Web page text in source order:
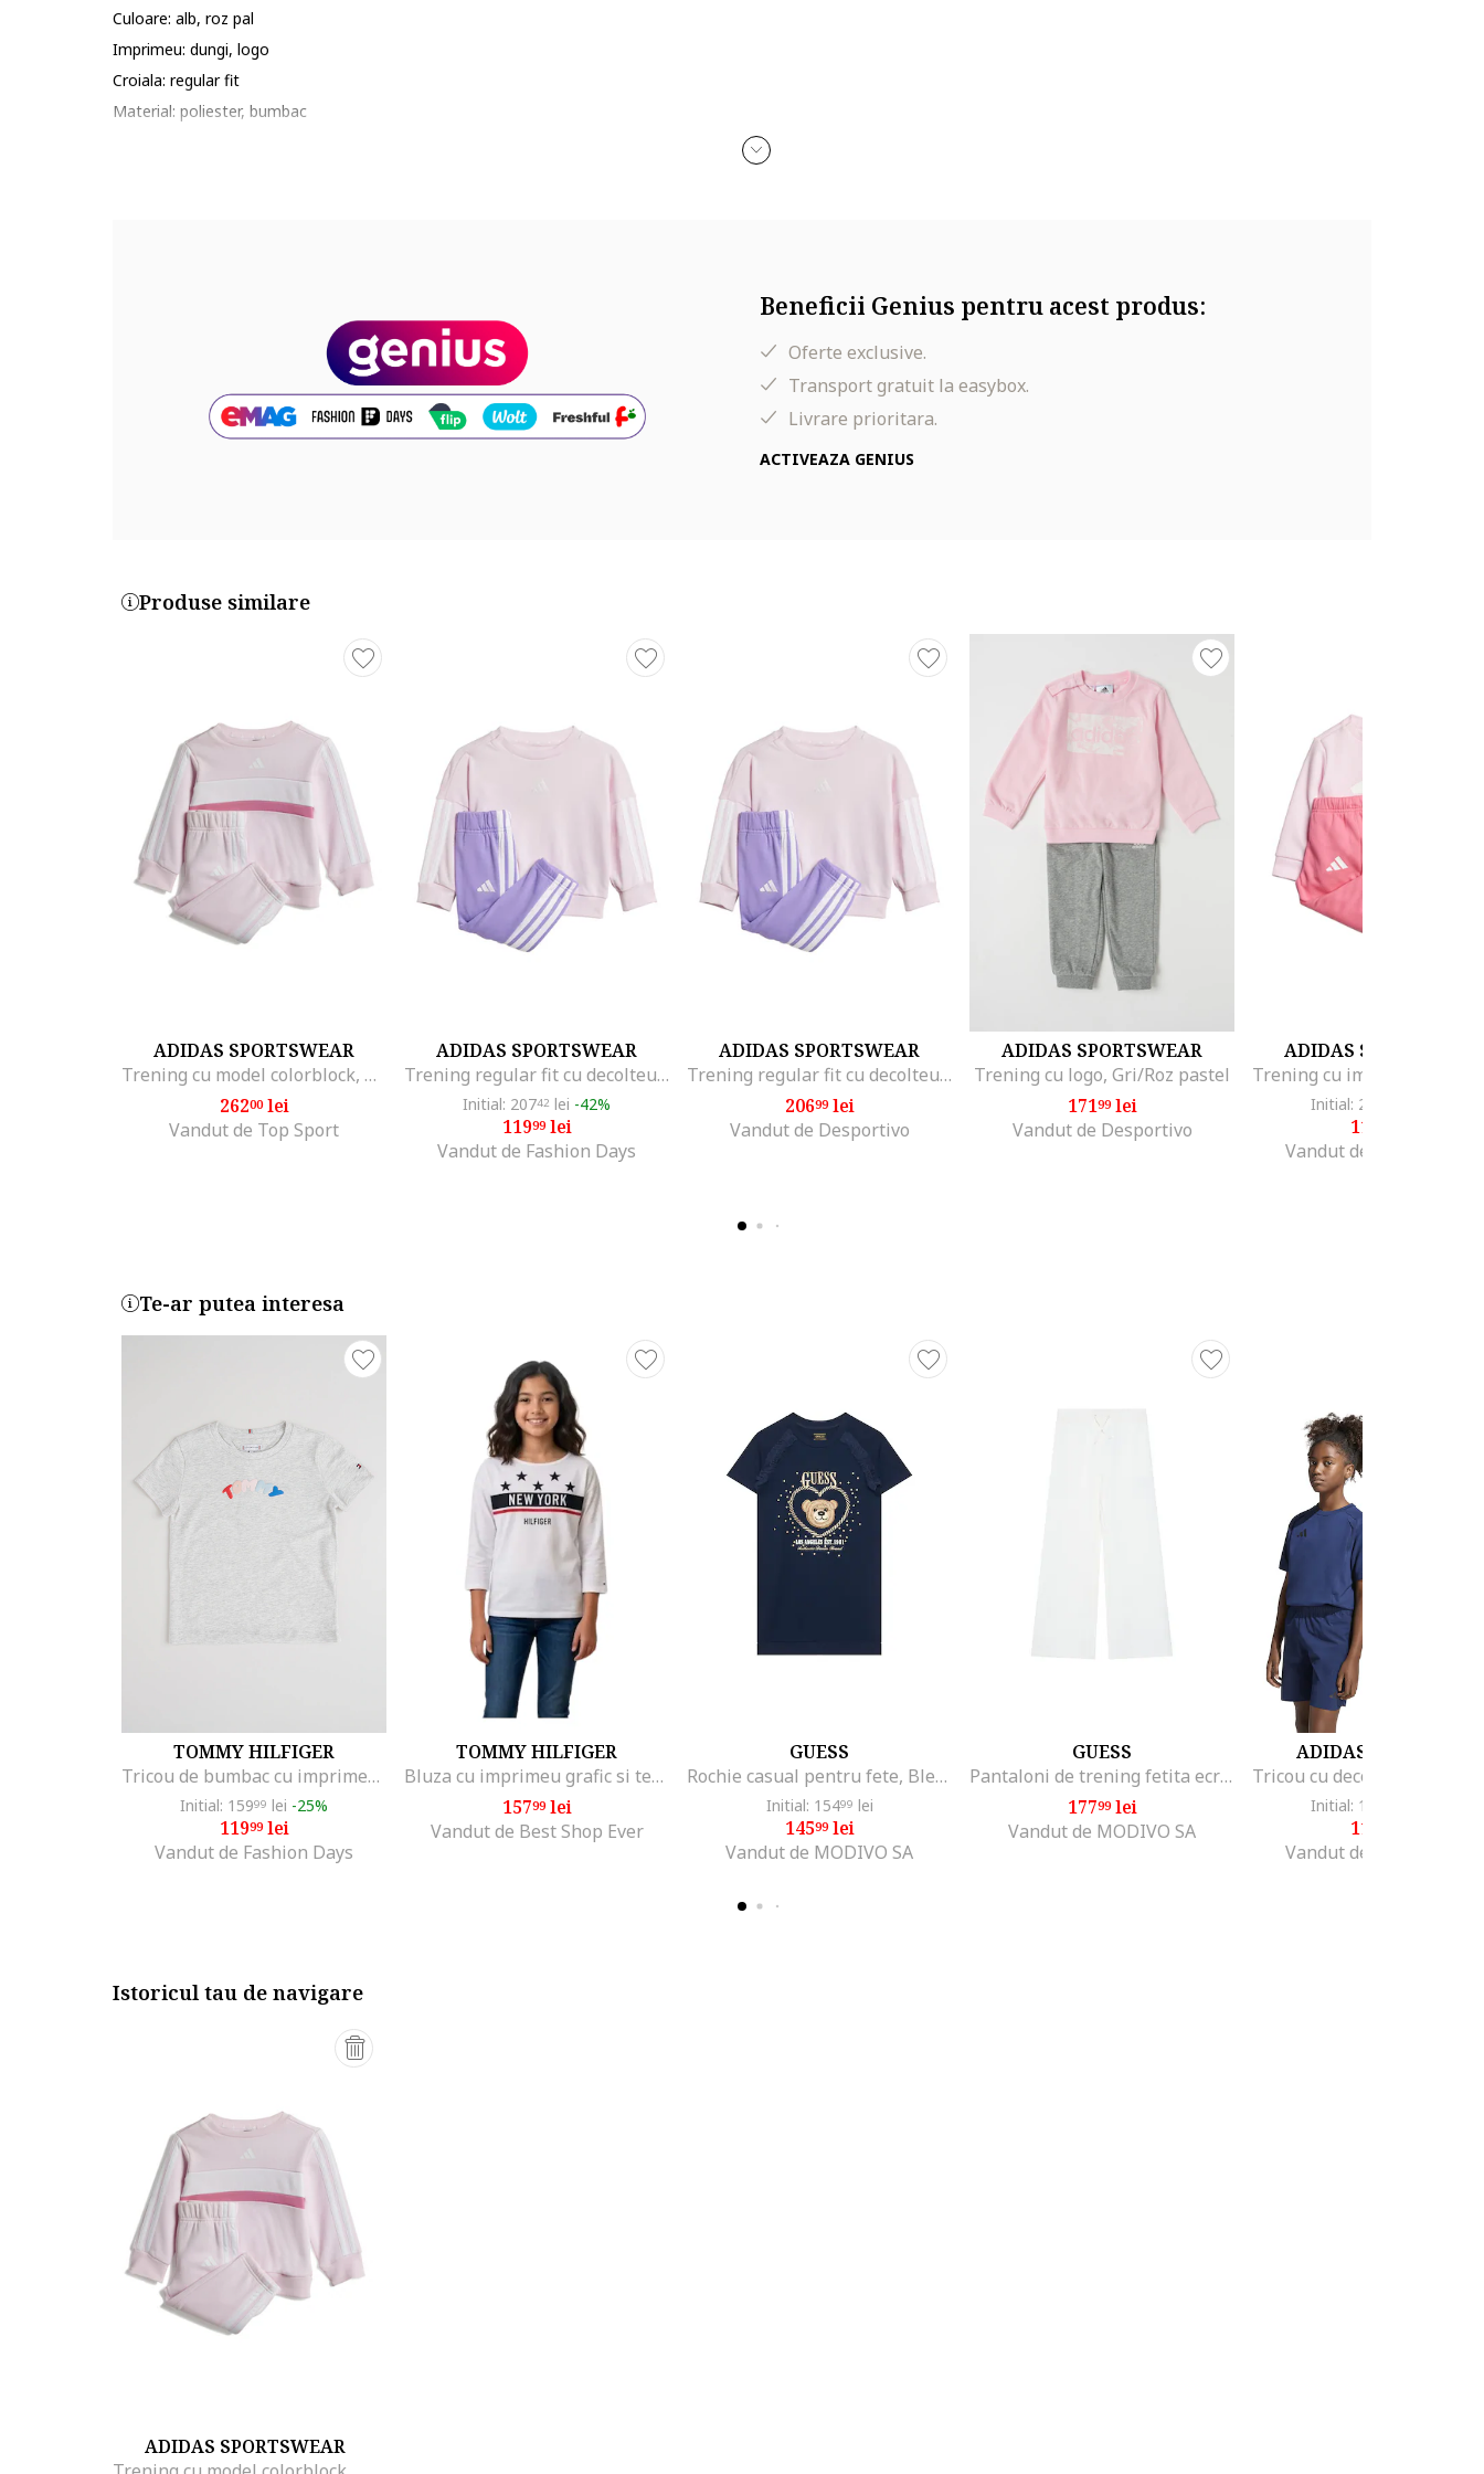
Culoare: alb, roz pal
Imprimeu: dungi, logo
Croiala: regular fit
Material: poliester, bumbac
Beneficii Genius pentru acest produs:
Oferte exclusive.
Transport gratuit la easybox.
Livrare prioritara.
ACTIVEAZA GENIUS
Produse similare
ADIDAS SPORTSWEAR
Trening cu model colorblock, Alb/Roz pal
26200lei
Vandut de Top Sport
ADIDAS SPORTSWEAR
Trening regular fit cu decolteu la baza gatului Essentials, Albastru lavanda/Roz pastel
Initial: 20742 lei -42%
11999lei
Vandut de Fashion Days
ADIDAS SPORTSWEAR
Trening regular fit cu decolteu la baza gatului Essentials, Albastru lavanda/Roz pastel
20699lei
Vandut de Desportivo
ADIDAS SPORTSWEAR
Trening cu logo, Gri/Roz pastel
17199lei
Vandut de Desportivo
ADIDAS SPORTSWEAR
Initial: 200
119
Vandut de Fashion Days
Te-ar putea interesa
TOMMY HILFIGER
Tricou de bumbac cu imprimeu logo cauciucat, Gri deschis melange
Initial: 15999 lei -25%
11999lei
Vandut de Fashion Days
TOMMY HILFIGER
Bluza cu imprimeu grafic si text,
15799lei
Vandut de Best Shop Ever
GUESS
Rochie casual pentru fete, Bleumarin
Initial: 15499 lei
14599lei
Vandut de MODIVO SA
GUESS
Pantaloni de trening fetita ecru,
17799lei
Vandut de MODIVO SA
ADIDAS ORIGINALS
Initial: 158
119
Vandut de Fashion Days
Istoricul tau de navigare
ADIDAS SPORTSWEAR